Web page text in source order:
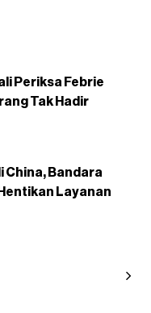
Periksa Febrie
Tak Hadir
China, Bandara
Layanan